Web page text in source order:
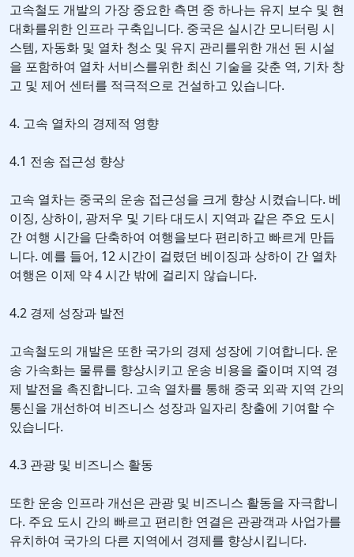
고속철도 개발의 가장 중요한 측면 중 하나는 유지 보수 및 현
대화를위한 인프라 구축입니다. 중국은 실시간 모니터링 시
스템, 자동화 및 열차 청소 및 유지 관리를위한 개선 된 시설
을 포함하여 열차 서비스를위한 최신 기술을 갖춘 역, 기차 창
고 및 제어 센터를 적극적으로 건설하고 있습니다.
4. 고속 열차의 경제적 영향
4.1 전송 접근성 향상
고속 열차는 중국의 운송 접근성을 크게 향상 시켰습니다. 베
이징, 상하이, 광저우 및 기타 대도시 지역과 같은 주요 도시
간 여행 시간을 단축하여 여행을보다 편리하고 빠르게 만듭
니다. 예를 들어, 12 시간이 걸렸던 베이징과 상하이 간 열차
여행은 이제 약 4 시간 밖에 걸리지 않습니다.
4.2 경제 성장과 발전
고속철도의 개발은 또한 국가의 경제 성장에 기여합니다. 운
송 가속화는 물류를 향상시키고 운송 비용을 줄이며 지역 경
제 발전을 촉진합니다. 고속 열차를 통해 중국 외곽 지역 간의
통신을 개선하여 비즈니스 성장과 일자리 창출에 기여할 수
있습니다.
4.3 관광 및 비즈니스 활동
또한 운송 인프라 개선은 관광 및 비즈니스 활동을 자극합니
다. 주요 도시 간의 빠르고 편리한 연결은 관광객과 사업가를
유치하여 국가의 다른 지역에서 경제를 향상시킵니다.